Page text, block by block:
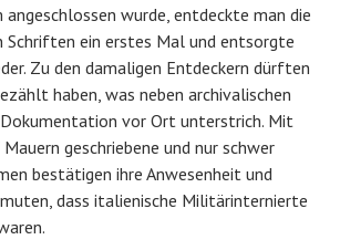
wurde, entdeckte man die
Schriften ein erstes Mal und entsorgte
Zu den damaligen Entdeckern dürften
haben, was neben archivalischen
Dokumentation vor Ort unterstrich. Mit
geschriebene und nur schwer
bestätigen ihre Anwesenheit und
dass italienische Militärinternierte